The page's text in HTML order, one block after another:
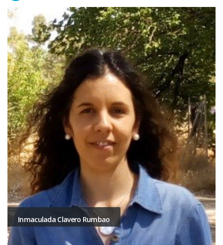
Inmaculada Clavero Rumbao